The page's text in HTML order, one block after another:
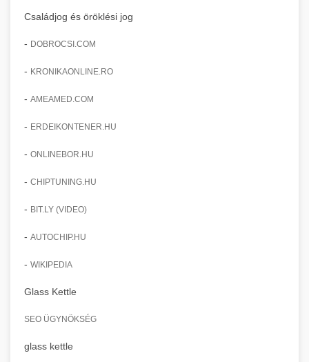
Családjog és öröklési jog
- DOBROCSI.COM
- KRONIKAONLINE.RO
- AMEAMED.COM
- ERDEIKONTENER.HU
- ONLINEBOR.HU
- CHIPTUNING.HU
- BIT.LY (VIDEO)
- AUTOCHIP.HU
- WIKIPEDIA
Glass Kettle
SEO ÜGYNÖKSÉG
glass kettle